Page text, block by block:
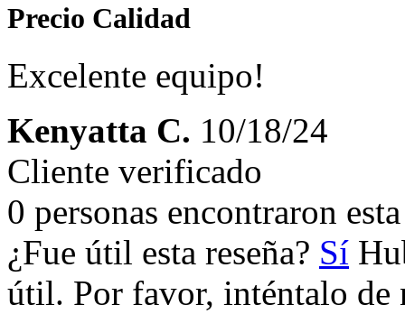
Precio Calidad
Excelente equipo!
Kenyatta C. 10/18/24
Cliente verificado
0 personas encontraron
¿Fue útil esta reseña? Sí
útil. Por favor, inténtalo de